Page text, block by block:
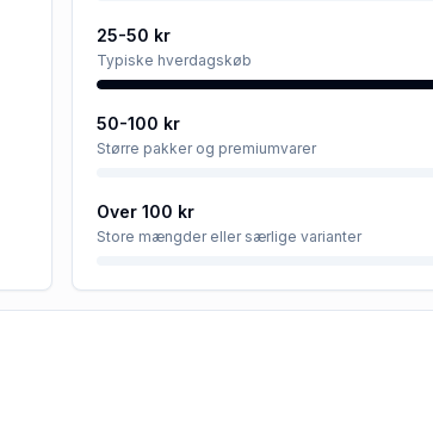
25-50 kr
Typiske hverdagskøb
50-100 kr
Større pakker og premiumvarer
Over 100 kr
Store mængder eller særlige varianter